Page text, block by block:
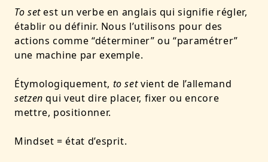
To setest un verbe en anglais qui signifie régler,
établir ou définir. Nous l’utilisons pour des
actions comme “déterminer” ou “paramétrer”
une machine par exemple.
Étymologiquement, to setvient de l’allemand
setzenqui veut dire placer, fixer ou encore
mettre, positionner.
Mindset = état d’esprit.